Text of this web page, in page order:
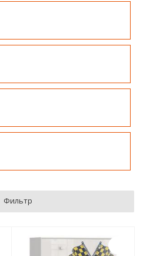
Фильтр